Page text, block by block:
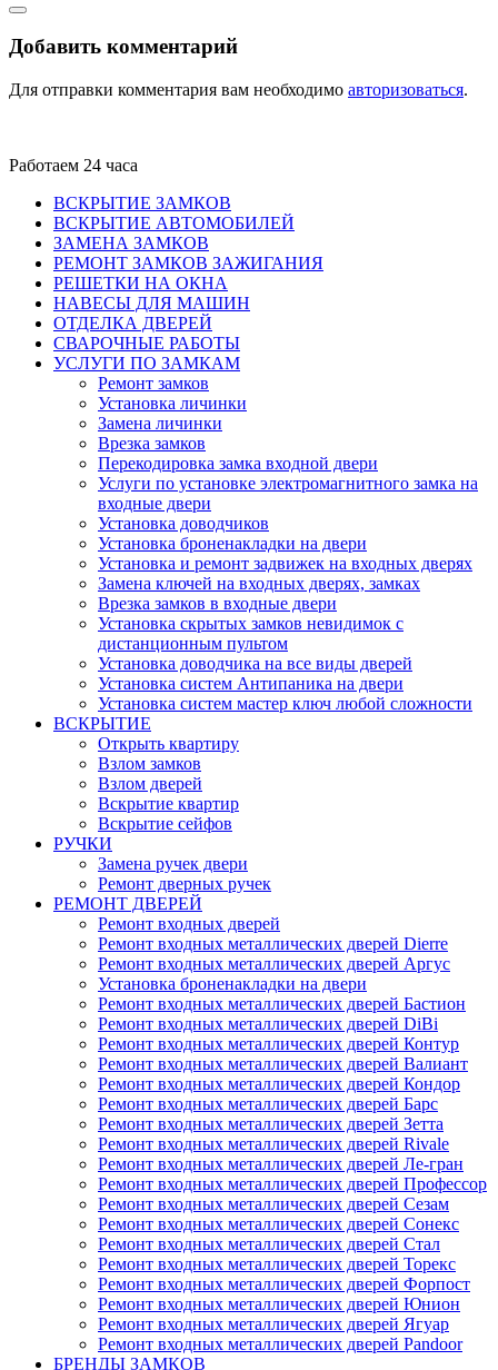
Добавить комментарий
Для отправки комментария вам необходимо авторизоваться.
Работаем 24 часа
ВСКРЫТИЕ ЗАМКОВ
ВСКРЫТИЕ АВТОМОБИЛЕЙ
ЗАМЕНА ЗАМКОВ
РЕМОНТ ЗАМКОВ ЗАЖИГАНИЯ
РЕШЕТКИ НА ОКНА
НАВЕСЫ ДЛЯ МАШИН
ОТДЕЛКА ДВЕРЕЙ
СВАРОЧНЫЕ РАБОТЫ
УСЛУГИ ПО ЗАМКАМ
Ремонт замков
Установка личинки
Замена личинки
Врезка замков
Перекодировка замка входной двери
Услуги по установке электромагнитного замка на
входные двери
Установка доводчиков
Установка броненакладки на двери
Установка и ремонт задвижек на входных дверях
Замена ключей на входных дверях, замках
Врезка замков в входные двери
Установка скрытых замков невидимок с
дистанционным пультом
Установка доводчика на все виды дверей
Установка систем Антипаника на двери
Установка систем мастер ключ любой сложности
ВСКРЫТИЕ
Открыть квартиру
Взлом замков
Взлом дверей
Вскрытие квартир
Вскрытие сейфов
РУЧКИ
Замена ручек двери
Ремонт дверных ручек
РЕМОНТ ДВЕРЕЙ
Ремонт входных дверей
Ремонт входных металлических дверей Dierre
Ремонт входных металлических дверей Аргус
Установка броненакладки на двери
Ремонт входных металлических дверей Бастион
Ремонт входных металлических дверей DiBi
Ремонт входных металлических дверей Контур
Ремонт входных металлических дверей Валиант
Ремонт входных металлических дверей Кондор
Ремонт входных металлических дверей Барс
Ремонт входных металлических дверей Зетта
Ремонт входных металлических дверей Rivale
Ремонт входных металлических дверей Ле-гран
Ремонт входных металлических дверей Профессор
Ремонт входных металлических дверей Сезам
Ремонт входных металлических дверей Сонекс
Ремонт входных металлических дверей Стал
Ремонт входных металлических дверей Торекс
Ремонт входных металлических дверей Форпост
Ремонт входных металлических дверей Юнион
Ремонт входных металлических дверей Ягуар
Ремонт входных металлических дверей Pandoor
БРЕНДЫ ЗАМКОВ